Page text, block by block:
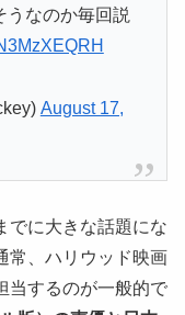
うなのか毎回説
August 17,
でに大きな話題にな
常、ハリウッド映画
当するのが一般的で